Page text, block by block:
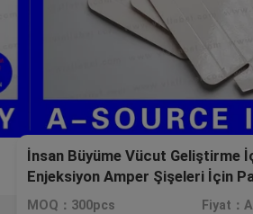
İnsan Büyüme Vücut Geliştirme
Enjeksiyon Amper Şişeleri İçin
Kutusu
MOQ：300pcs Fiyat：